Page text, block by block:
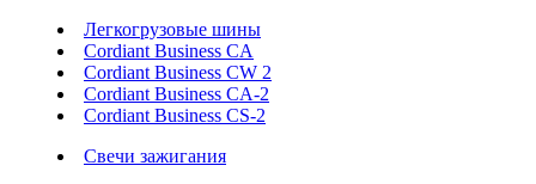
Легкогрузовые шины
Cordiant Business CA
Cordiant Business CW 2
Cordiant Business CA-2
Cordiant Business CS-2
Свечи зажигания